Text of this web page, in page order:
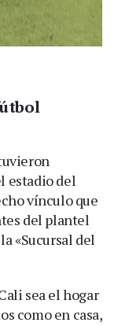
estadio del
vínculo que
del plantel
«Sucursal del
sea el hogar
como en casa,